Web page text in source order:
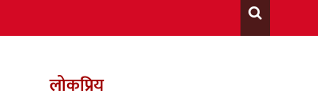
लोकप्रिय